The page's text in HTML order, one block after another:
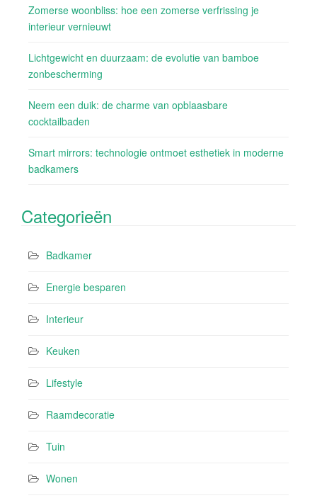
Zomerse woonbliss: hoe een zomerse verfrissing je
interieur vernieuwt
Lichtgewicht en duurzaam: de evolutie van bamboe
zonbescherming
Neem een duik: de charme van opblaasbare
cocktailbaden
Smart mirrors: technologie ontmoet esthetiek in moderne
badkamers
Categorieën
Badkamer
Energie besparen
Interieur
Keuken
Lifestyle
Raamdecoratie
Tuin
Wonen